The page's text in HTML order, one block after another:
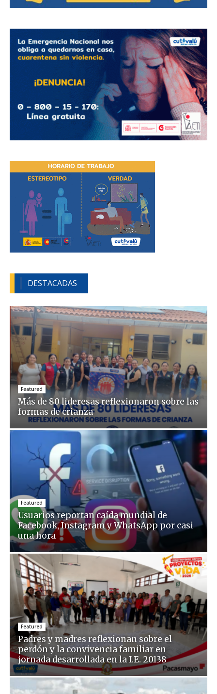
DESTACADAS
Featured
Más de 80 lideresas reflexionaron sobre las
formas de crianza
Featured
Usuarios reportan caída mundial de
Facebook, Instagram y WhatsApp por casi
una hora
Featured
Padres y madres reflexionan sobre el
perdón y la convivencia familiar en
jornada desarrollada en la I.E. 20138